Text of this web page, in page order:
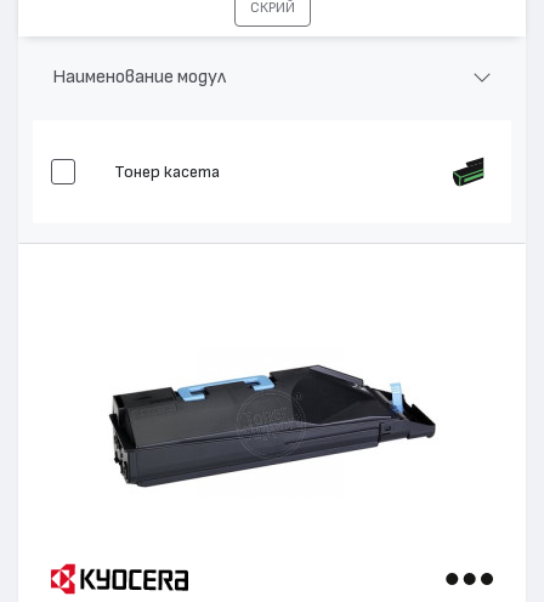
СКРИЙ
Наименование модул
Тонер касета